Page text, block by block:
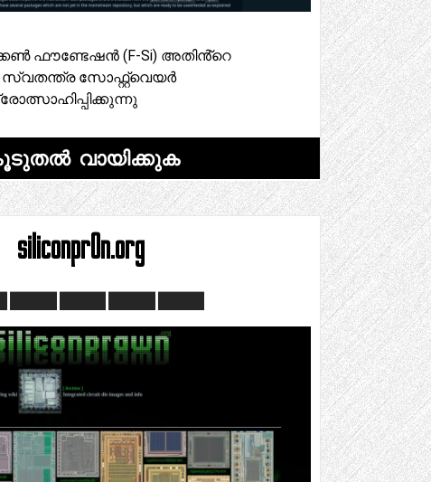
ഫൗണ്ടേഷൻ (F-Si) അതിൻ്റെ
സ്വതന്ത്ര സോഫ്റ്റ്‌വെയർ
വായിക്കുക
siliconpr0n.org